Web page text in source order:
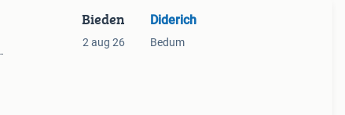
Bieden
2 aug 26
Diderich
Bedum